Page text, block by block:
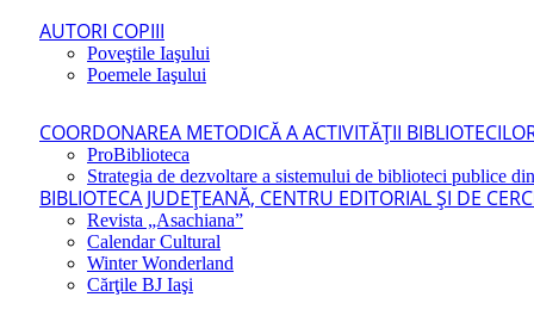
AUTORI COPIII
Poveştile Iaşului
Poemele Iaşului
COORDONAREA METODICĂ A ACTIVITĂŢII
ProBiblioteca
Strategia de dezvoltare a sistemului de biblioteci publice
BIBLIOTECA JUDEŢEANĂ, CENTRU EDITORIAL ŞI DE
Revista „Asachiana”
Calendar Cultural
Winter Wonderland
Cărţile BJ Iaşi